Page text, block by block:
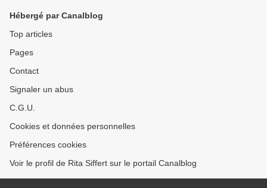
Hébergé par Canalblog
Top articles
Pages
Contact
Signaler un abus
C.G.U.
Cookies et données personnelles
Préférences cookies
Voir le profil de Rita Siffert sur le portail Canalblog